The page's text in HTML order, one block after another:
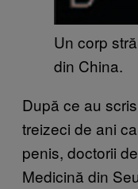
Un corp
din China.
După ce au
treizeci de ani
penis, doctorii
Medicină din